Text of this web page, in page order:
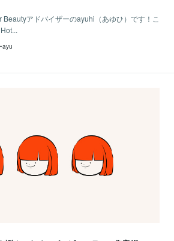
アドバイザーのayuhi（あゆひ）です！こ
ayu